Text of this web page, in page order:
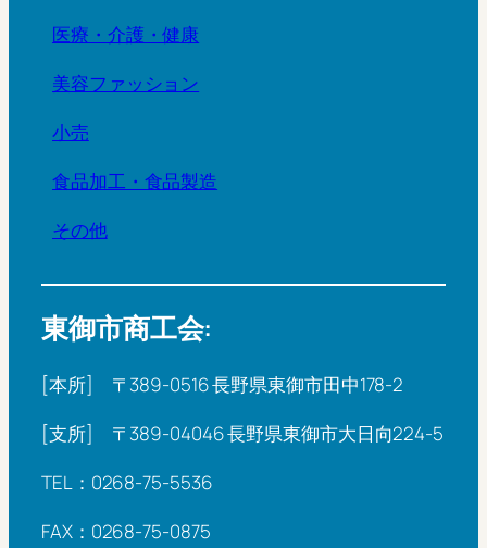
医療・介護・健康
美容ファッション
小売
食品加工・食品製造
その他
東御市商工会:
[本所] 〒389-0516 長野県東御市田中178-2
[支所] 〒389-04046 長野県東御市大日向224-5
TEL：0268-75-5536
FAX：0268-75-0875